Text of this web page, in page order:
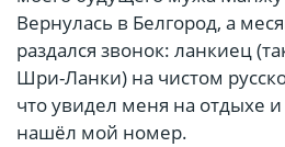
Вернулась в Белгород, а
раздался звонок: ланкиец
Шри-Ланки) на чистом
что увидел меня на отдыхе
нашёл мой номер.